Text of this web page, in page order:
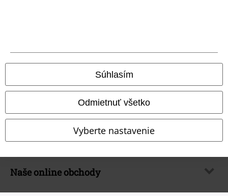
Súhlasím
Odmietnuť všetko
Vyberte nastavenie
Všetky ceny sú vrátane DPH, bez poštovného a
© 1986-2026 EMP Merchandising
Naše online obchody